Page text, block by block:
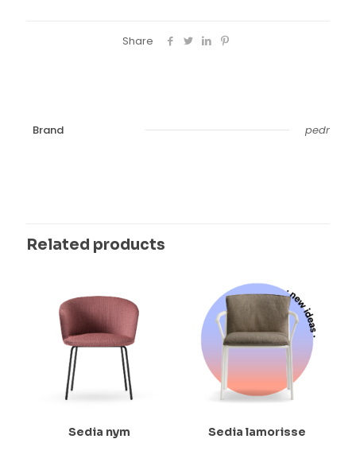
Share
Brand pedr
Related products
Sedia nym Sedia lamorisse